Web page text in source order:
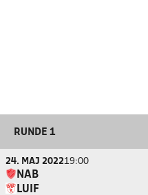
RUNDE 1
24. MAJ 202219:00
NAB
LUIF